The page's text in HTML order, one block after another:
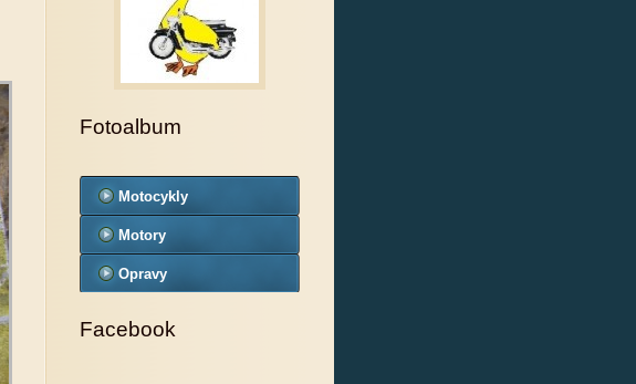
Fotoalbum
Motocykly
Motory
Opravy
Facebook